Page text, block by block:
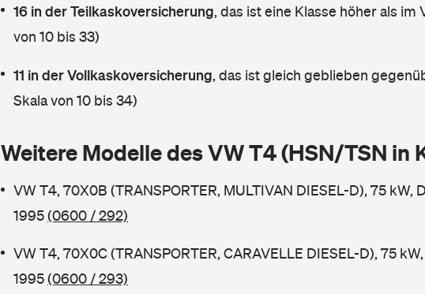
16 in der Teilkaskoversicherung, das ist eine Klasse höher als im
von 10 bis 33)
11 in der Vollkaskoversicherung, das ist gleich geblieben
Skala von 10 bis 34)
Weitere Modelle des VW T4 (HSN/TSN in
VW T4, 70X0B (TRANSPORTER, MULTIVAN DIESEL-D), 75 kW,
1995(0600 / 292)
VW T4, 70X0C (TRANSPORTER, CARAVELLE DIESEL-D), 75
1995(0600 / 293)